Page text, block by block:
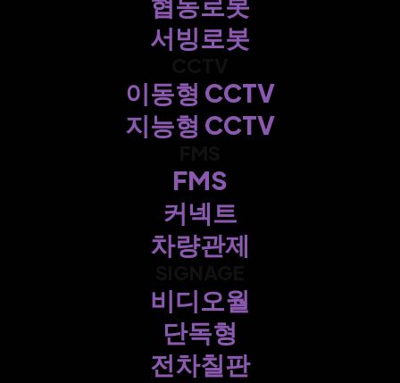
서빙로봇
이동형 CCTV
지능형 CCTV
FMS
커넥트
차량관제
비디오월
단독형
전차칠판